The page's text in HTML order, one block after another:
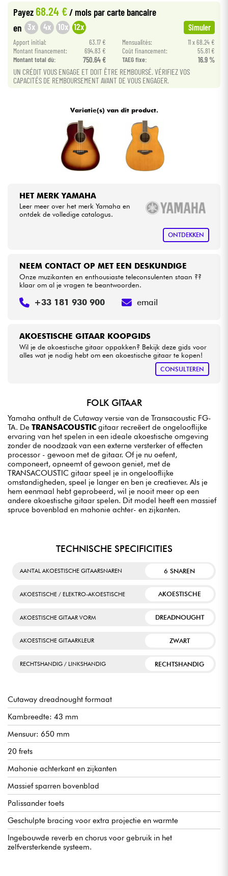
HiFi
Sets
Bekijk onze merken
Payez68.24 €/ mois par carte bancaire
en 3x 4x 10x 12x Simuler
Apport initial: 63.17 € Mensualités:
11 x 68.24 €
Montant financement:
694.83 € Coût financement:
55.81 €
Montant total dù:
750.64 € TAEG fixe: 16.9 %
UN CRÉDIT VOUS ENGAGE ET DOIT ÊTRE REMBOURSÉ. VÉRIFIEZ VOS
CAPACITÉS DE REMBOURSEMENT AVANT DE VOUS ENGAGER.
Variatie(s) van dit product.
HET MERK YAMAHA
Leer meer over het merk Yamaha en
ontdek de volledige catalogus.
ONTDEKKEN
AKOESTISCHE GITAAR KOOPGIDS
Wil je de akoestische gitaar oppakken? Bekijk deze gids voor
alles wat je nodig hebt om een akoestische gitaar te kopen!
CONSULTEREN
NEEM CONTACT OP MET EEN DESKUNDIGE
Onze muzikanten en enthousiaste teleconsulenten staan ??
klaar om al je vragen te beantwoorden.
+33 181 930 900 email
FOLK GITAAR
Yamaha onthult de Cutaway versie van de Transacoustic FG-
TA. De TRANSACOUSTIC gitaar recreëert de ongelooflijke
ervaring van het spelen in een ideale akoestische omgeving
zonder de noodzaak van een externe versterker of effecten
processor - gewoon met de gitaar. Of je nu oefent,
componeert, opneemt of gewoon geniet, met de
TRANSACOUSTIC gitaar speel je in ongelooflijke
omstandigheden, speel je langer en ben je creatiever. Als je
hem eenmaal hebt geprobeerd, wil je nooit meer op een
andere akoestische gitaar spelen. Dit model heeft een massief
spruce bovenblad en mahonie achter- en zijkanten.
TECHNISCHE SPECIFICITIES
AANTAL AKOESTISCHE GITAARSNAREN 6 SNAREN
AKOESTISCHE / ELEKTRO-AKOESTISCHE AKOESTISCHE
AKOESTISCHE GITAAR VORM DREADNOUGHT
AKOESTISCHE GITAARKLEUR ZWART
RECHTSHANDIG / LINKSHANDIG RECHTSHANDIG
Cutaway dreadnought formaat
Kambreedte: 43 mm
Mensuur: 650 mm
20 frets
Mahonie achterkant en zijkanten
Massief sparren bovenblad
Palissander toets
Geschulpte bracing voor extra projectie en warmte
Ingebouwde reverb en chorus voor gebruik in het
zelfversterkende systeem.